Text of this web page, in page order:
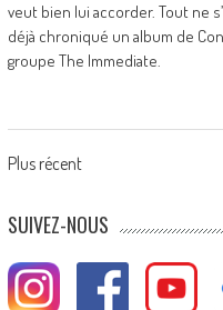
veut bien lui accorder. Tout ne
déjà chroniqué un album de
groupe The Immediate.
Posts
navigation
Plus récent
SUIVEZ-NOUS